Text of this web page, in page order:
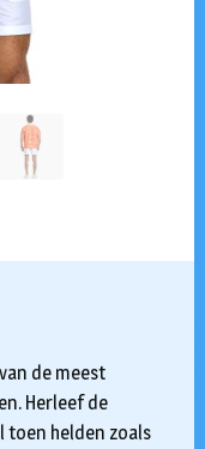
de meest
Herleef de
toen helden zoals